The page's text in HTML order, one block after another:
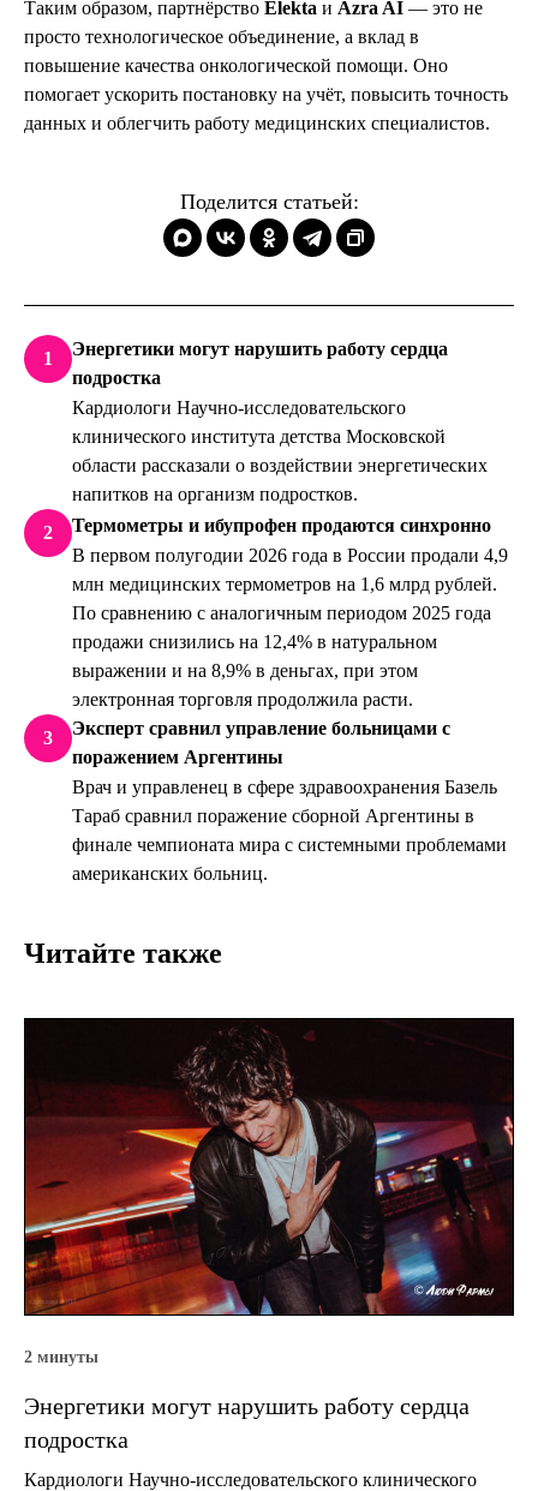
Таким образом, партнёрство Elekta и Azra AI — это не
просто технологическое объединение, а вклад в
повышение качества онкологической помощи. Оно
помогает ускорить постановку на учёт, повысить точность
данных и облегчить работу медицинских специалистов.
Поделится статьей:
1
Энергетики могут нарушить работу сердца
подростка
Кардиологи Научно-исследовательского
клинического института детства Московской
области рассказали о воздействии энергетических
напитков на организм подростков.
2
Термометры и ибупрофен продаются синхронно
В первом полугодии 2026 года в России продали 4,9
млн медицинских термометров на 1,6 млрд рублей.
По сравнению с аналогичным периодом 2025 года
продажи снизились на 12,4% в натуральном
выражении и на 8,9% в деньгах, при этом
электронная торговля продолжила расти.
3
Эксперт сравнил управление больницами с
поражением Аргентины
Врач и управленец в сфере здравоохранения Базель
Тараб сравнил поражение сборной Аргентины в
финале чемпионата мира с системными проблемами
американских больниц.
Читайте также
2 минуты
Энергетики могут нарушить работу сердца
подростка
Кардиологи Научно-исследовательского клинического